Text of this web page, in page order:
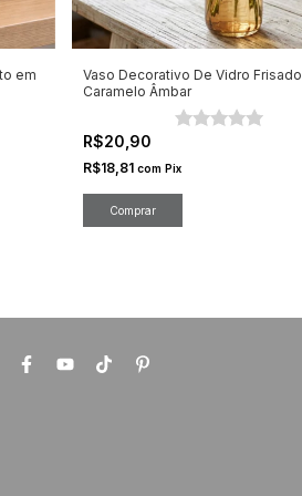
em
Vaso Decorativo De Vidro Frisado
Caramelo Âmbar
R$20,90
R$18,81 com Pix
Comprar